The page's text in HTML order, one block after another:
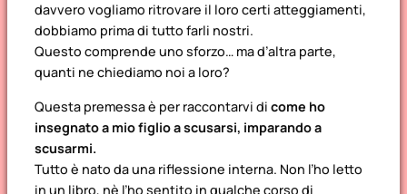
davvero vogliamo ritrovare il loro certi atteggiamenti,
dobbiamo prima di tutto farli nostri.
Questo comprende uno sforzo… ma d’altra parte,
quanti ne chiediamo noi a loro?
Questa premessa è per raccontarvi di come ho
insegnato a mio figlio a scusarsi, imparando a
scusarmi.
Tutto è nato da una riflessione interna. Non l’ho letto
in un libro, nè l’ho sentito in qualche corso di